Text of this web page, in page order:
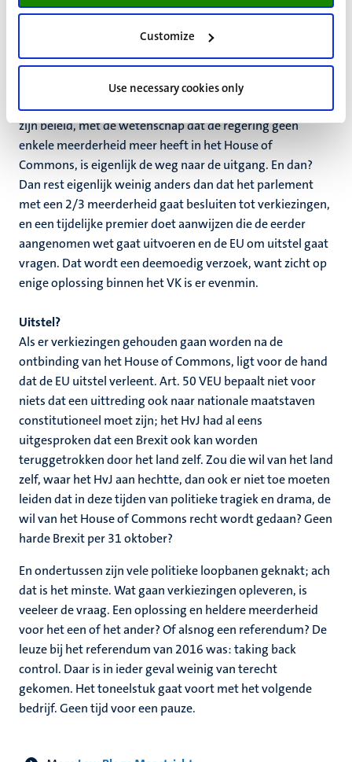
Customize
Use necessary cookies only
De koninklijke weg is dat Johnson majesteit vraagt de
beëindigen. Dat niet te doen is contempt of court en een
machtsusurpatie die ongehoord is. Dat wel te doen is
koninklijk, maar wat rest dan van zijn eigen positie: zo te
worden teruggefloten op zoiets cruciaals en centraals in
zijn beleid, met de wetenschap dat de regering geen
enkele meerderheid meer heeft in het House of
Commons, is eigenlijk de weg naar de uitgang. En dan?
Dan rest eigenlijk weinig anders dan dat het parlement
met een 2/3 meerderheid gaat besluiten tot verkiezingen,
en een tijdelijke premier doet aanwijzen die de eerder
aangenomen wet gaat uitvoeren en de EU om uitstel gaat
vragen. Dat wordt een deemoedig verzoek, want zicht op
enige oplossing binnen het VK is er evenmin.
Uitstel?
Als er verkiezingen gehouden gaan worden na de
ontbinding van het House of Commons, ligt voor de hand
dat de EU uitstel verleent. Art. 50 VEU bepaalt niet voor
niets dat een uittreding ook naar nationale maatstaven
constitutioneel moet zijn; het HvJ had al eens
uitgesproken dat een Brexit ook kan worden
teruggetrokken door het land zelf. Zou die wil van het land
zelf, waar het HvJ aan hechtte, dan ook er niet toe moeten
leiden dat in deze tijden van politieke tragiek en drama, de
wil van het House of Commons recht wordt gedaan? Geen
harde Brexit per 31 oktober?
En ondertussen zijn vele politieke loopbanen geknakt; ach
dat is het minste. Wat gaan verkiezingen opleveren, is
veeleer de vraag. Een oplossing en heldere meerderheid
voor het een of het ander? Of alsnog een referendum? De
leuze bij het referendum van 2016 was: taking back
control. Daar is in ieder geval weinig van terecht
gekomen. Het toneelstuk gaat voort met het volgende
bedrijf. Geen tijd voor een pauze.